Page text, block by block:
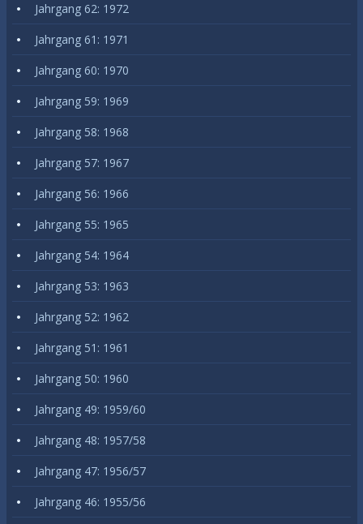
Jahrgang 62: 1972
Jahrgang 61: 1971
Jahrgang 60: 1970
Jahrgang 59: 1969
Jahrgang 58: 1968
Jahrgang 57: 1967
Jahrgang 56: 1966
Jahrgang 55: 1965
Jahrgang 54: 1964
Jahrgang 53: 1963
Jahrgang 52: 1962
Jahrgang 51: 1961
Jahrgang 50: 1960
Jahrgang 49: 1959/60
Jahrgang 48: 1957/58
Jahrgang 47: 1956/57
Jahrgang 46: 1955/56